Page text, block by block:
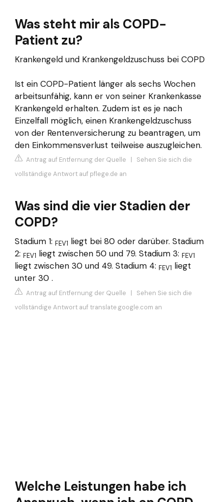
Was steht mir als COPD-
Patient zu?
Krankengeld und Krankengeldzuschuss bei COPD
Ist ein COPD-Patient länger als sechs Wochen
arbeitsunfähig, kann er von seiner Krankenkasse
Krankengeld erhalten. Zudem ist es je nach
Einzelfall möglich, einen Krankengeldzuschuss
von der Rentenversicherung zu beantragen, um
den Einkommensverlust teilweise auszugleichen.
Antrag auf Entfernung der Quelle | Sehen Sie sich die
vollständige Antwort auf pflege.de an
Was sind die vier Stadien der
COPD?
Stadium 1: FEV1 liegt bei 80 oder darüber. Stadium
2: FEV1 liegt zwischen 50 und 79. Stadium 3: FEV1
liegt zwischen 30 und 49. Stadium 4: FEV1 liegt
unter 30 .
Antrag auf Entfernung der Quelle | Sehen Sie sich die
vollständige Antwort auf translate.google.com an
Welche Leistungen habe ich